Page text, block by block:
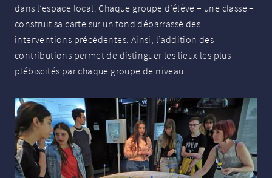
dans l’espace local. Chaque groupe d’élève – une classe –
construit sa carte sur un fond débarrassé des
interventions précédentes. Ainsi, l’addition des
contributions permet de distinguer les lieux les plus
plébiscités par chaque groupe de niveau.